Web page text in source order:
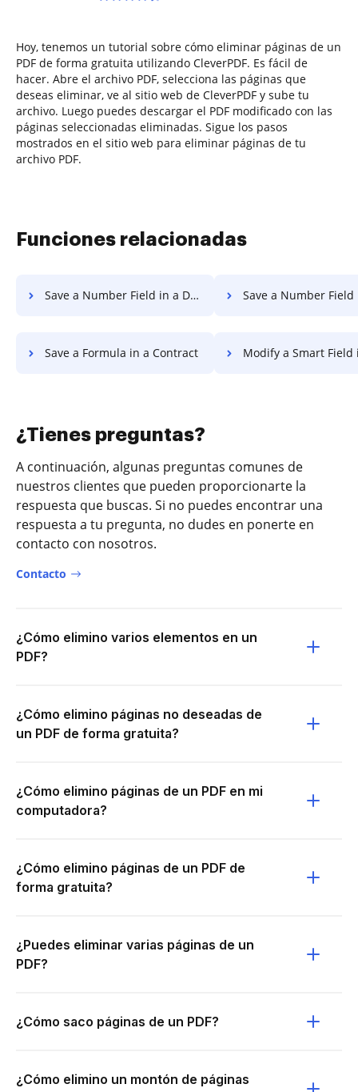
Hoy, tenemos un tutorial sobre cómo eliminar páginas de un
PDF de forma gratuita utilizando CleverPDF. Es fácil de
hacer. Abre el archivo PDF, selecciona las páginas que
deseas eliminar, ve al sitio web de CleverPDF y sube tu
archivo. Luego puedes descargar el PDF modificado con las
páginas seleccionadas eliminadas. Sigue los pasos
mostrados en el sitio web para eliminar páginas de tu
archivo PDF.
Funciones relacionadas
Save a Number Field in a Document Save a Number Field in a
Save a Formula in a Contract Modify a Smart Field
¿Tienes preguntas?
A continuación, algunas preguntas comunes de
nuestros clientes que pueden proporcionarte la
respuesta que buscas. Si no puedes encontrar una
respuesta a tu pregunta, no dudes en ponerte en
contacto con nosotros.
Contacto
¿Cómo elimino varios elementos en un
PDF?
¿Cómo elimino páginas no deseadas de
un PDF de forma gratuita?
¿Cómo elimino páginas de un PDF en mi
computadora?
¿Cómo elimino páginas de un PDF de
forma gratuita?
¿Puedes eliminar varias páginas de un
PDF?
¿Cómo saco páginas de un PDF?
¿Cómo elimino un montón de páginas